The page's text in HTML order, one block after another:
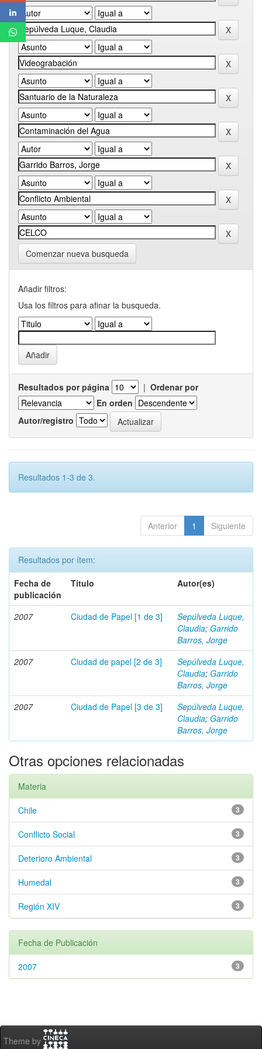
Comenzar nueva busqueda
Añadir filtros:
Usa los filtros para afinar la busqueda.
Resultados por página | Ordenar por
En orden
Autor/registro
Resultados 1-3 de 3.
Anterior 1 Siguiente
Resultados por ítem:
Fecha de
publicación
Título Autor(es)
2007 Ciudad de Papel [1 de 3]
Sepúlveda Luque,
Claudia; Garrido
Barros, Jorge
2007
Ciudad de papel [2 de 3]
Sepúlveda Luque,
Claudia; Garrido
Barros, Jorge
2007
Ciudad de Papel [3 de 3]
Sepúlveda Luque,
Claudia; Garrido
Barros, Jorge
Otras opciones relacionadas
Materia
3
Chile
3
Conflicto Social
3
Deterioro Ambiental
3
Humedal
3
Región XIV
Fecha de Publicación
3
2007
Theme by